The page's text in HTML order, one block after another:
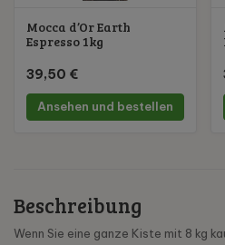
Beschreibung
Wenn Sie eine ganze Kiste mit 8 kg
Mocca d’Or Earth
Espresso 1kg
39,50 €
Ansehen und bestellen